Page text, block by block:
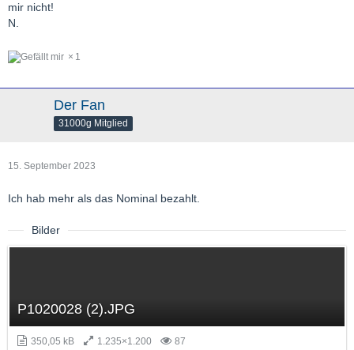
mir nicht!
N.
1
Der Fan
31000g Mitglied
15. September 2023
Ich hab mehr als das Nominal bezahlt.
Bilder
P1020028 (2).JPG
350,05 kB 1.235×1.200 87